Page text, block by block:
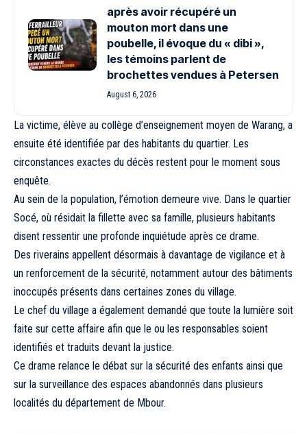
après avoir récupéré un
mouton mort dans une
poubelle, il évoque du « dibi »,
les témoins parlent de
brochettes vendues à Petersen
August 6, 2026
La victime, élève au collège d’enseignement moyen de Warang, a
ensuite été identifiée par des habitants du quartier. Les
circonstances exactes du décès restent pour le moment sous
enquête.
Au sein de la population, l’émotion demeure vive. Dans le quartier
Socé, où résidait la fillette avec sa famille, plusieurs habitants
disent ressentir une profonde inquiétude après ce drame.
Des riverains appellent désormais à davantage de vigilance et à
un renforcement de la sécurité, notamment autour des bâtiments
inoccupés présents dans certaines zones du village.
Le chef du village a également demandé que toute la lumière soit
faite sur cette affaire afin que le ou les responsables soient
identifiés et traduits devant la justice.
Ce drame relance le débat sur la sécurité des enfants ainsi que
sur la surveillance des espaces abandonnés dans plusieurs
localités du département de Mbour.